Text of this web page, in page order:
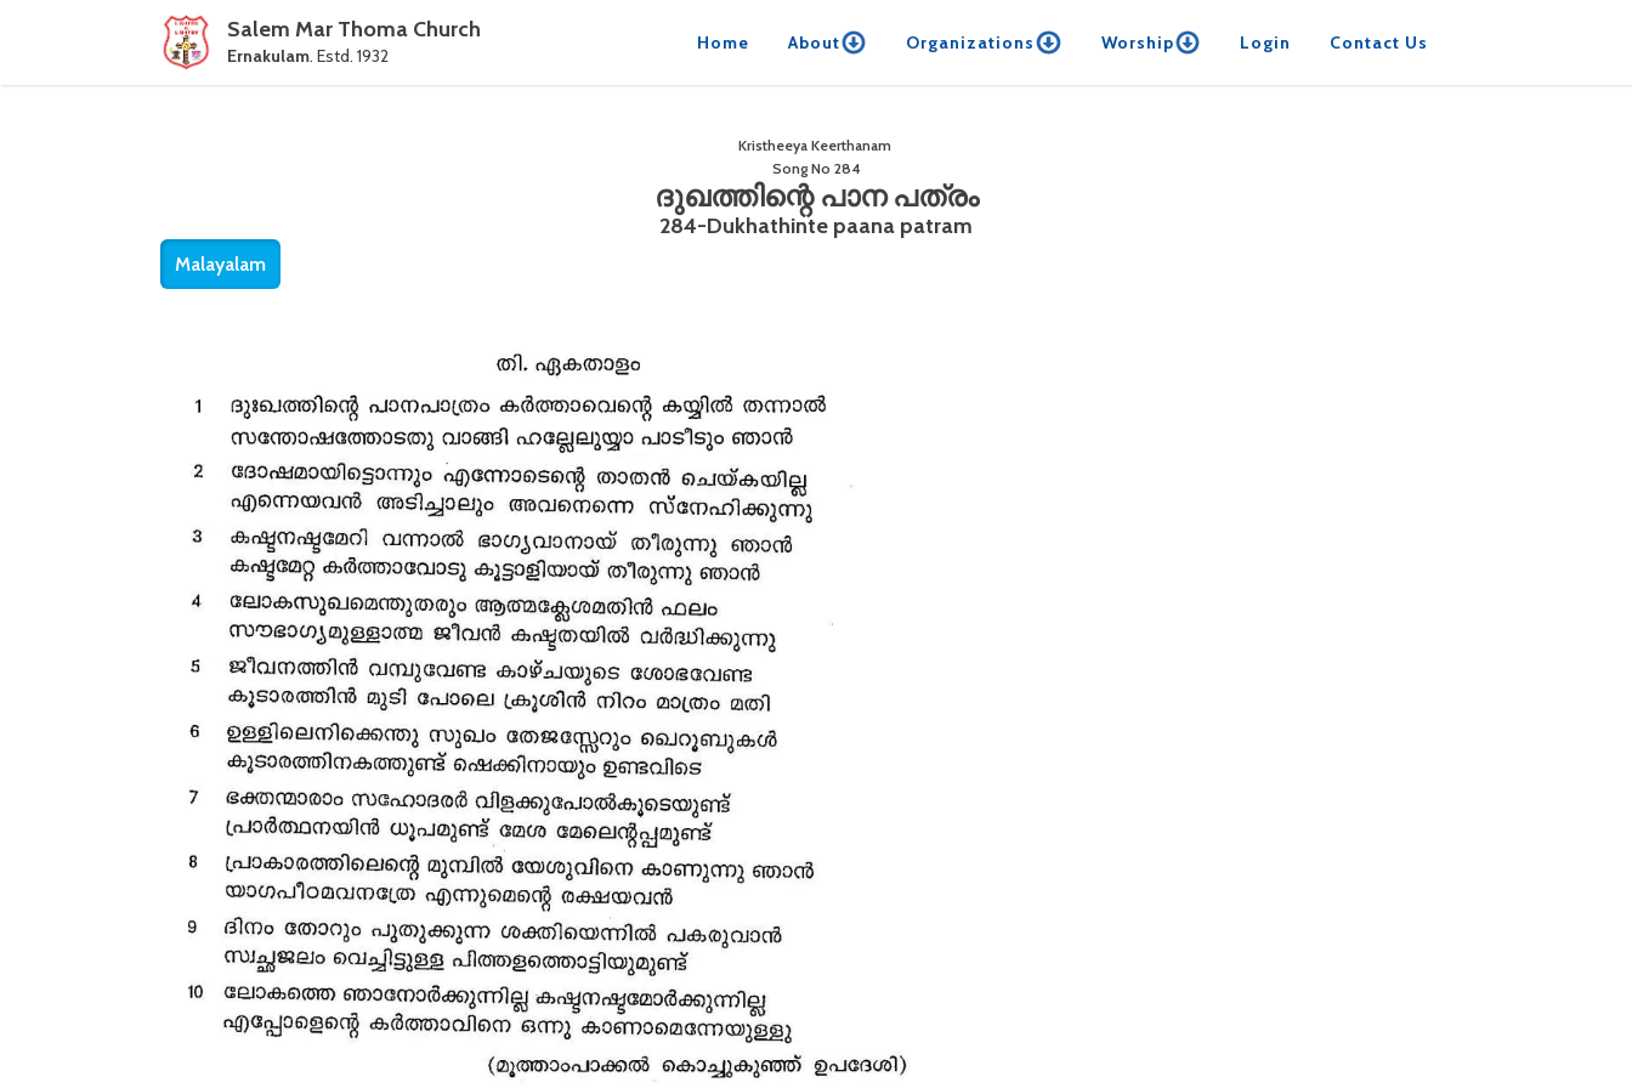
Salem Mar Thoma Church
Ernakulam. Estd. 1932
Home About Organizations Worship Login Contact Us
Kristheeya Keerthanam
Song No 284
ദുഖത്തിന്റെ പാന പത്രം
284-Dukhathinte paana patram
Malayalam